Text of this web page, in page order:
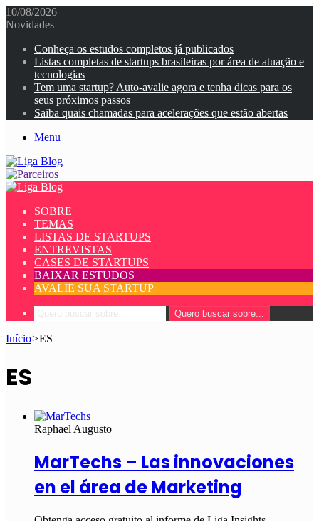
10/08/2026
Novidades
Conheça os estudos completos já publicados
Listas completas de startups brasileiras por área de atuação e
tecnologias
Tem uma startup? Auto-avalie agora e tenha dicas para os
seus próximos passos
Saiba quais chamadas para acelerações que estão abertas
Menu
SOBRE
TEMAS
LISTAS DE STARTUPS
ENTREVISTAS
CASES DE STARTUPS
BAIXAR ESTUDOS
AVALIE SUA STARTUP
Quero buscar sobre...
Início>ES
ES
Raphael Augusto
MarTechs – Las innovaciones
en el área de Marketing